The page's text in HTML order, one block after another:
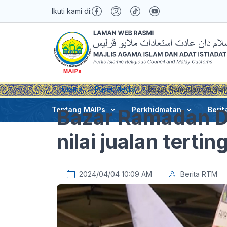
Ikuti kami di:
Tentang MAIPs Perkhidmatan
Utama Pusat Media Bazar Ramadan
Bazar Ramadan
nilai jualan
2024/04/04 10:09 AM Berita RTM